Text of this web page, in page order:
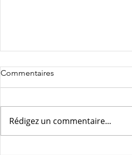
Commentaires
Rédigez un commentaire...